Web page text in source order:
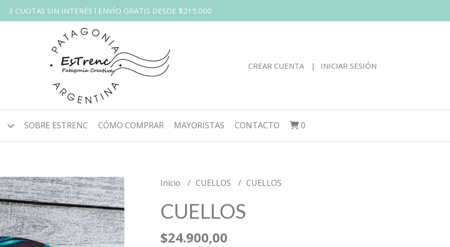
3 CUOTAS SIN INTERÉS l ENVÍO GRATIS DESDE $215.000
CREAR CUENTA INICIAR SESIÓN
SOBRE ESTRENC CÓMO COMPRAR MAYORISTAS CONTACTO 0
Inicio CUELLOS CUELLOS
CUELLOS
$24.900,00